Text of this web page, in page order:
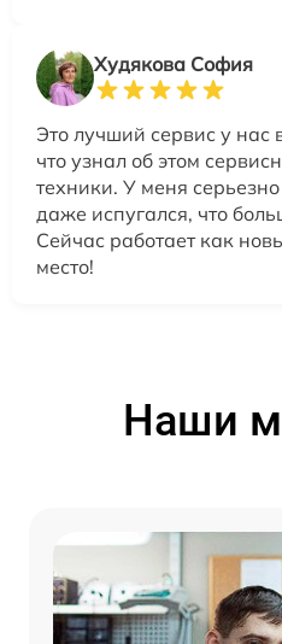
Худякова София
Это лучший сервис у нас
что узнал об этом
техники. У меня
даже испугался, что
Сейчас работает как
место!
Наши